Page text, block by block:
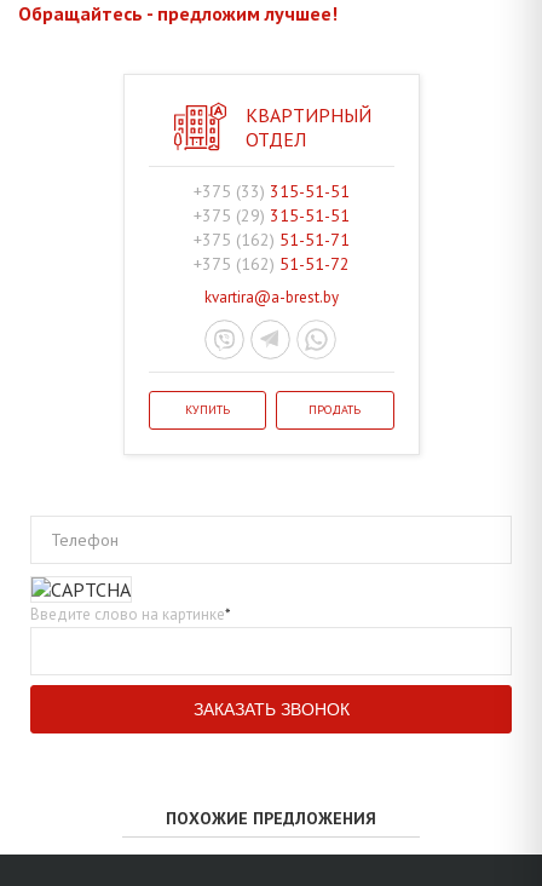
Обращайтесь - предложим лучшее!
КВАРТИРНЫЙ
ОТДЕЛ
+375 (33) 315-51-51
+375 (29) 315-51-51
+375 (162) 51-51-71
+375 (162) 51-51-72
kvartira@a-brest.by
КУПИТЬ ПРОДАТЬ
Телефон
Введите слово на картинке*
ПОХОЖИЕ ПРЕДЛОЖЕНИЯ